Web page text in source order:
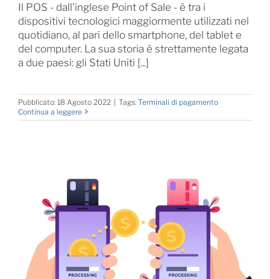
Il POS - dall'inglese Point of Sale - è tra i
dispositivi tecnologici maggiormente utilizzati nel
quotidiano, al pari dello smartphone, del tablet e
del computer. La sua storia è strettamente legata
a due paesi: gli Stati Uniti [...]
Pubblicato: 18 Agosto 2022 | Tags: Terminali di pagamento
Continua a leggere